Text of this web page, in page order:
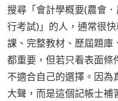
搜尋「會計學概要(農會
行考試)」的人，通常很
課、完整教材、歷屆題庫
都重要，但若只看表面條
不適合自己的選擇。因為
大聲，而是這個記帳士補